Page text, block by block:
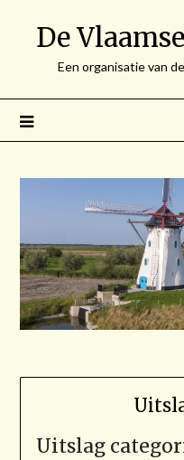
De
Een organisatie van
Uitslag